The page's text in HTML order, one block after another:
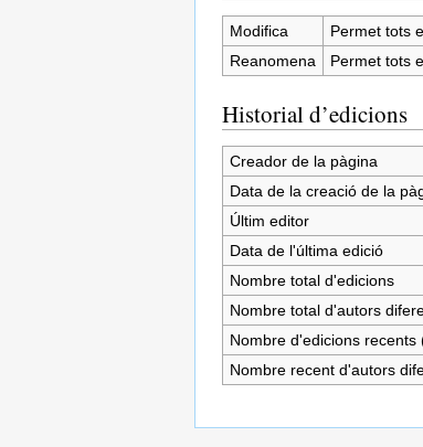
Modifica
Permet tots
Reanomena
Permet tots
Historial d’edicions
Creador de la pàgina
Data de la creació de la
Últim editor
Data de l'última edició
Nombre total d'edicions
Nombre total d'autors
Nombre d'edicions
Nombre recent d'autors